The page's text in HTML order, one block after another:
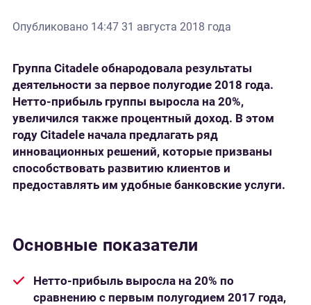
Опубликовано 14:47 31 августа 2018 года
Группа Citadele обнародовала результаты
деятельности за первое полугодие 2018 года.
Нетто-прибыль группы выросла на 20%,
увеличился также процентный доход. В этом
году Citadele начала предлагать ряд
инновационных решений, которые призваны
способствовать развитию клиентов и
предоставлять им удобные банковские услуги.
Основные показатели
Нетто-прибыль выросла на 20% по
сравнению с первым полугодием 2017 года,